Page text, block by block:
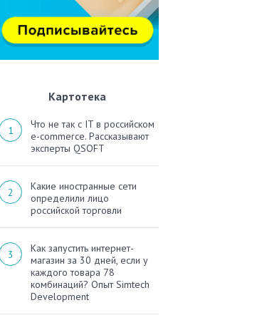
Картотека
Что не так с IT в российском
e-commerce. Рассказывают
эксперты QSOFT
Какие иностранные сети
определили лицо
российской торговли
Как запустить интернет-
магазин за 30 дней, если у
каждого товара 78
комбинаций? Опыт Simtech
Development